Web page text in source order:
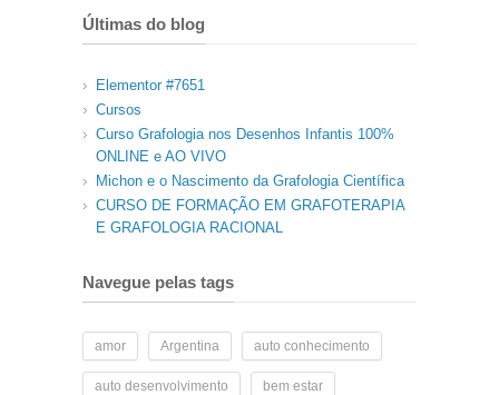
Últimas do blog
Elementor #7651
Cursos
Curso Grafologia nos Desenhos Infantis 100%
ONLINE e AO VIVO
Michon e o Nascimento da Grafologia Científica
CURSO DE FORMAÇÃO EM GRAFOTERAPIA
E GRAFOLOGIA RACIONAL
Navegue pelas tags
amor Argentina auto conhecimento
auto desenvolvimento bem estar